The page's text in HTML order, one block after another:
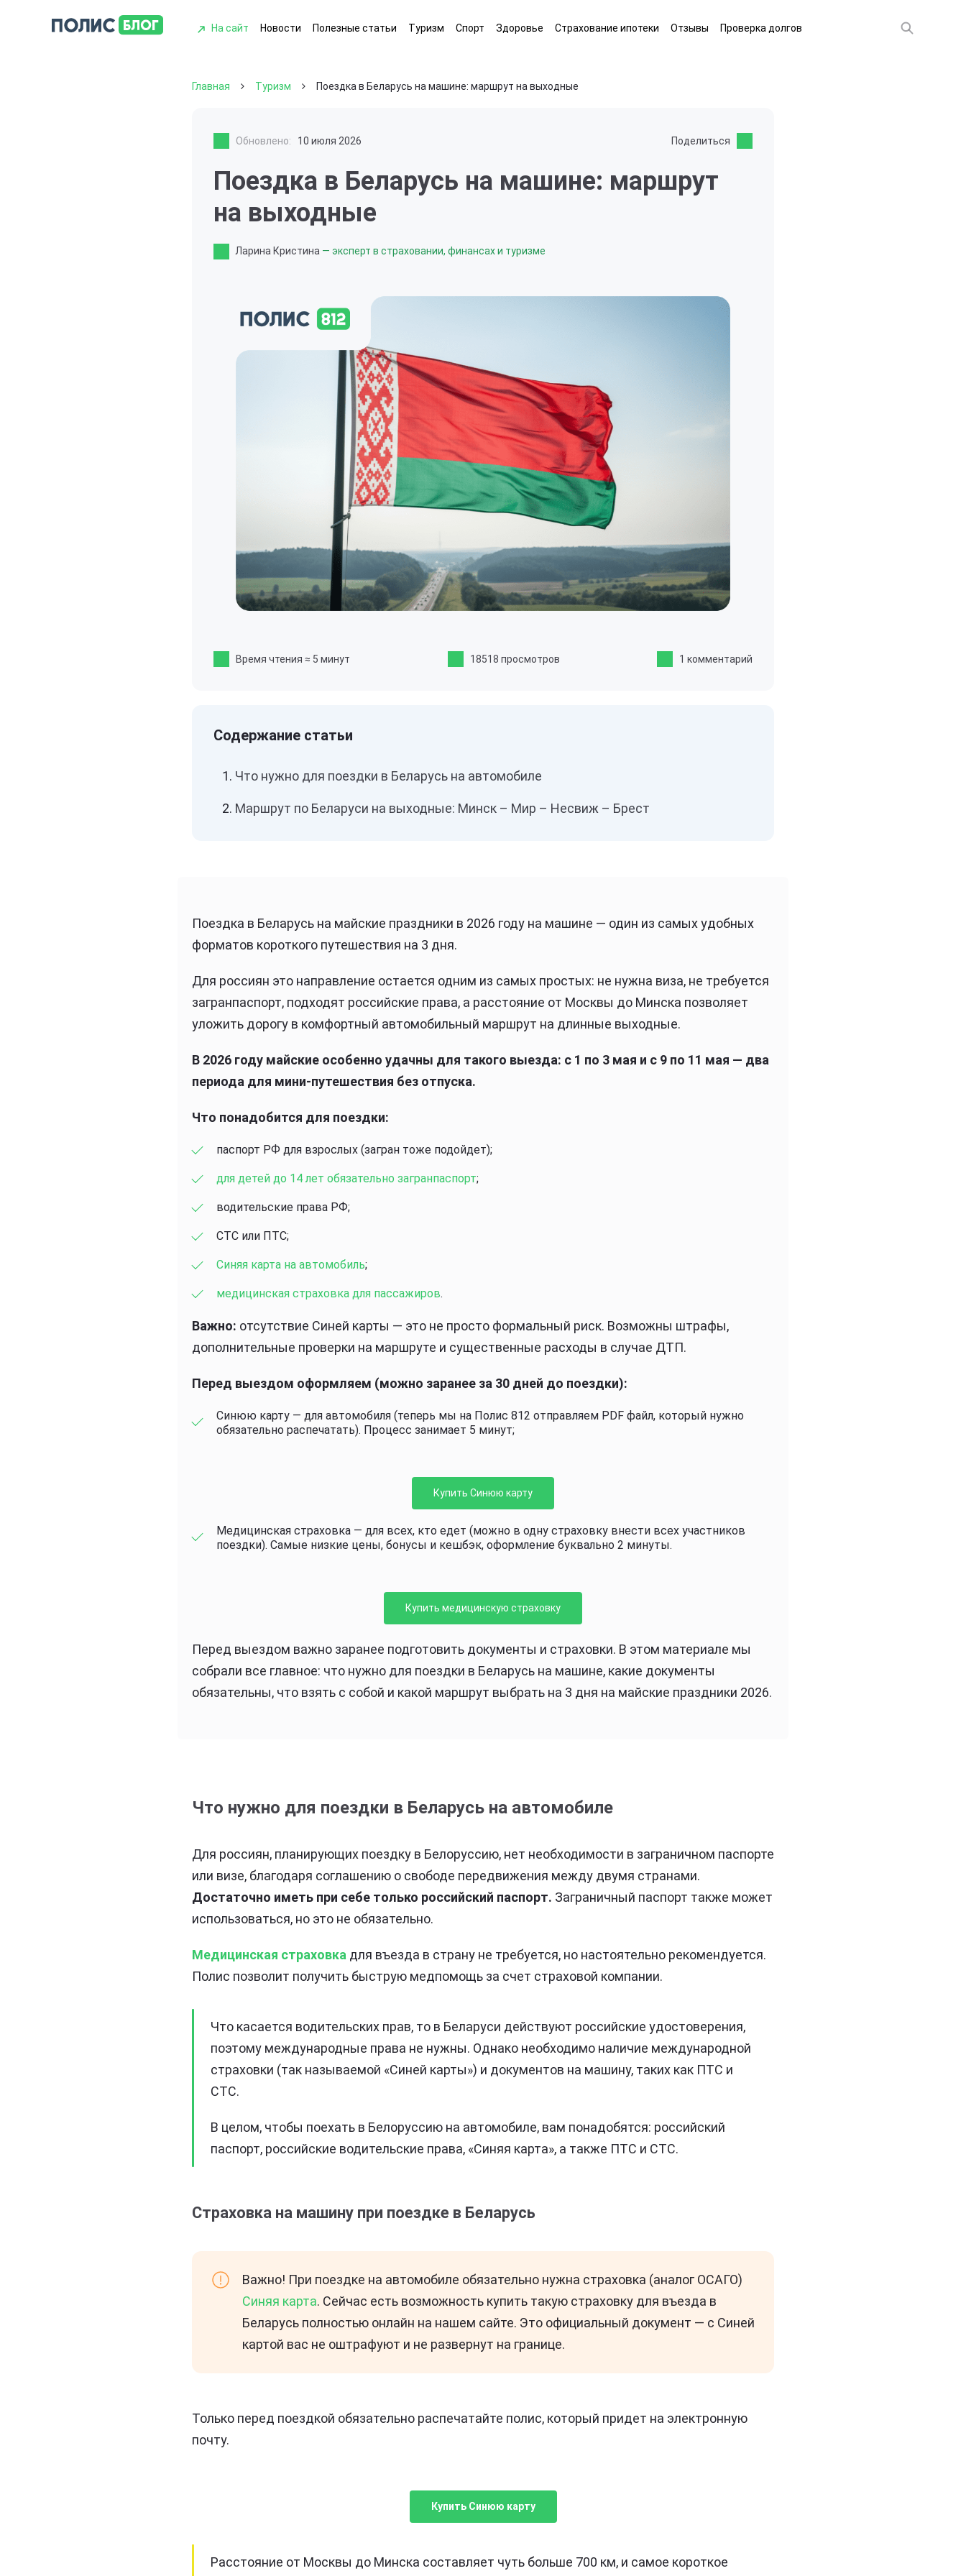
На сайт Новости Полезные статьи Туризм Спорт Здоровье Страхование ипотеки Отзывы Проверка долгов
Главная Туризм Поездка в Беларусь на машине: маршрут на выходные
Обновлено: 10 июля 2026 Поделиться
Поездка в Беларусь на машине: маршрут
на выходные
Ларина Кристина — эксперт в страховании, финансах и туризме
Время чтения ≈ 5 минут 18518 просмотров 1 комментарий
Что нужно для поездки в Беларусь на автомобиле
Маршрут по Беларуси на выходные: Минск – Мир – Несвиж – Брест
Поездка в Беларусь на майские праздники в 2026 году на машине — один из самых удобных
форматов короткого путешествия на 3 дня.
Для россиян это направление остается одним из самых простых: не нужна виза, не требуется
загранпаспорт, подходят российские права, а расстояние от Москвы до Минска позволяет
уложить дорогу в комфортный автомобильный маршрут на длинные выходные.
В 2026 году майские особенно удачны для такого выезда: с 1 по 3 мая и с 9 по 11 мая — два
периода для мини-путешествия без отпуска.
Что понадобится для поездки:
паспорт РФ для взрослых (загран тоже подойдет);
для детей до 14 лет обязательно загранпаспорт;
водительские права РФ;
СТС или ПТС;
Синяя карта на автомобиль;
медицинская страховка для пассажиров.
Важно: отсутствие Синей карты — это не просто формальный риск. Возможны штрафы,
дополнительные проверки на маршруте и существенные расходы в случае ДТП.
Перед выездом оформляем (можно заранее за 30 дней до поездки):
Синюю карту — для автомобиля (теперь мы на Полис 812 отправляем PDF файл, который нужно
обязательно распечатать). Процесс занимает 5 минут;
Купить Синюю карту
Медицинская страховка — для всех, кто едет (можно в одну страховку внести всех участников
поездки). Самые низкие цены, бонусы и кешбэк, оформление буквально 2 минуты.
Купить медицинскую страховку
Перед выездом важно заранее подготовить документы и страховки. В этом материале мы
собрали все главное: что нужно для поездки в Беларусь на машине, какие документы
обязательны, что взять с собой и какой маршрут выбрать на 3 дня на майские праздники 2026.
Что нужно для поездки в Беларусь на автомобиле
Для россиян, планирующих поездку в Белоруссию, нет необходимости в заграничном паспорте
или визе, благодаря соглашению о свободе передвижения между двумя странами.
Достаточно иметь при себе только российский паспорт. Заграничный паспорт также может
использоваться, но это не обязательно.
Медицинская страховка для въезда в страну не требуется, но настоятельно рекомендуется.
Полис позволит получить быструю медпомощь за счет страховой компании.
Что касается водительских прав, то в Беларуси действуют российские удостоверения,
поэтому международные права не нужны. Однако необходимо наличие международной
страховки (так называемой «Синей карты») и документов на машину, таких как ПТС и
СТС.
В целом, чтобы поехать в Белоруссию на автомобиле, вам понадобятся: российский
паспорт, российские водительские права, «Синяя карта», а также ПТС и СТС.
Страховка на машину при поездке в Беларусь
Важно! При поездке на автомобиле обязательно нужна страховка (аналог ОСАГО)
Синяя карта. Сейчас есть возможность купить такую страховку для въезда в
Беларусь полностью онлайн на нашем сайте. Это официальный документ — с Синей
картой вас не оштрафуют и не развернут на границе.
Только перед поездкой обязательно распечатайте полис, который придет на электронную
почту.
Купить Синюю карту
Расстояние от Москвы до Минска составляет чуть больше 700 км, и самое короткое